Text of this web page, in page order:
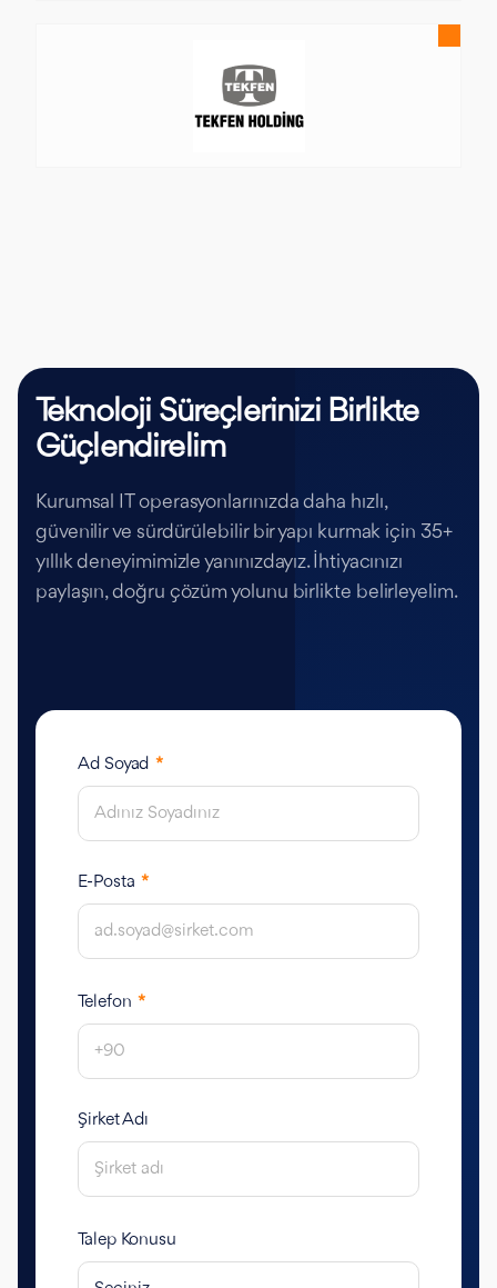
Teknoloji Süreçlerinizi Birlikte
Güçlendirelim
Kurumsal IT operasyonlarınızda daha hızlı,
güvenilir ve sürdürülebilir bir yapı kurmak için 35+
yıllık deneyimimizle yanınızdayız. İhtiyacınızı
paylaşın, doğru çözüm yolunu birlikte belirleyelim.
Ad Soyad *
E-Posta *
Telefon *
Şirket Adı
Talep Konusu